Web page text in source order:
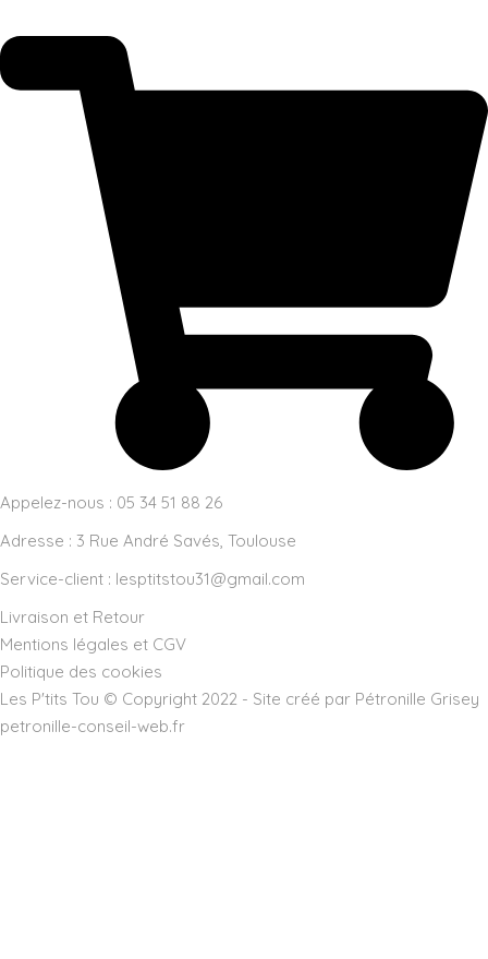
Appelez-nous : 05 34 51 88 26
Adresse : 3 Rue André Savés, Toulouse
Service-client : lesptitstou31@gmail.com
Livraison et Retour
Mentions légales et CGV
Politique des cookies
Les P'tits Tou © Copyright 2022 - Site créé par Pétronille Grisey
petronille-conseil-web.fr